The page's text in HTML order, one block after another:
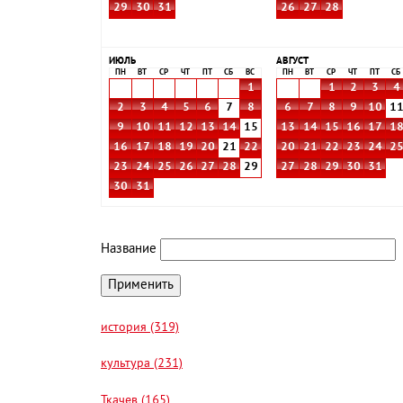
29
30 31
26
27 28
ИЮЛЬ
ПН ВТ СР ЧТ СБ ВС
1
2
3 4 5 6 7
8
9
10 11 12 13 14
15
16
17 18 19 20 21
22
23
24 25 26 27 28
29
30
31
АВГУСТ
ПН ВТ СР ЧТ СБ
1 2 3 4
6
7 8 9 10 11
13
14 15 16 17 18
20
21 22 23 24 25
27
28 29 30 31
Название
история (319)
культура (231)
Ткачев (165)